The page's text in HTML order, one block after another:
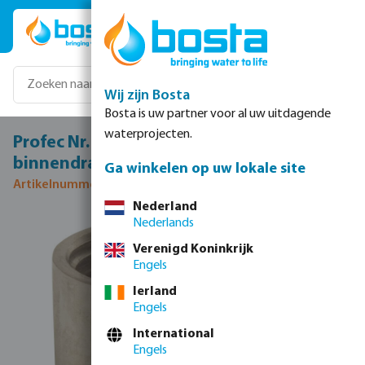
Ga naar de hoofdinhoud
Profec Nr. 270A Halve sok RVS 316 4"
binnendraad 10bar
Artikelnummer 0080348
Afbeeldingengalerij overslaan
Wij zijn Bosta
Bosta is uw partner voor al uw uitdagende
waterprojecten.
Ga winkelen op uw lokale site
Nederland
Nederlands
Verenigd Koninkrijk
Engels
Ierland
Engels
International
Engels